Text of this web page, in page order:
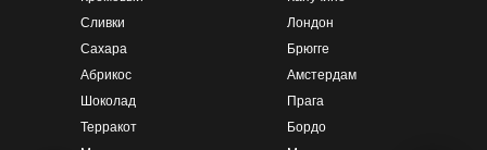
Сливки
Сахара
Абрикос
Шоколад
Терракот
Лондон
Брюгге
Амстердам
Прага
Бордо